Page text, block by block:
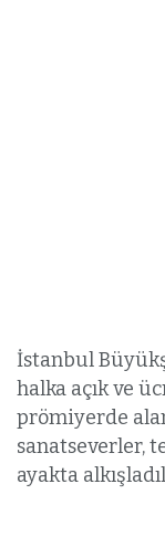
İstanbul
halka açık ve
prömiyerde
sanatseverler,
ayakta